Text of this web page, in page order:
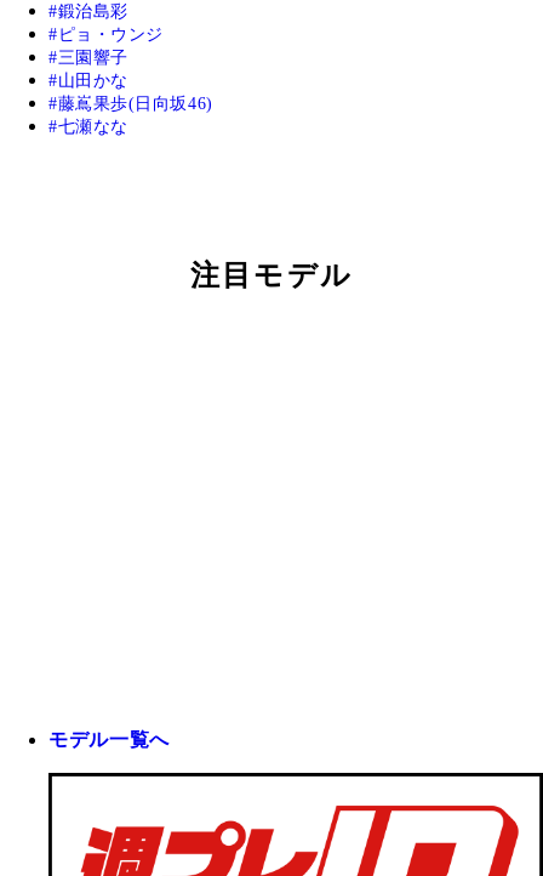
鍛治島彩
ピョ・ウンジ
三園響子
山田かな
藤嶌果歩(日向坂46)
七瀬なな
注目モデル
モデル一覧へ